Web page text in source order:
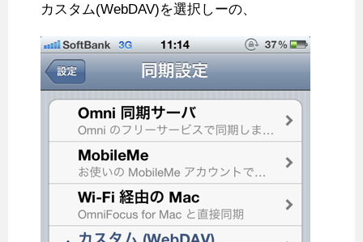
カスタム(WebDAV)を選択しーの、